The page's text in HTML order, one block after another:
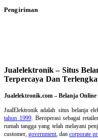
Pengiriman
Jualelektronik – Situs
Terpercaya Dan
Jualelektronik.com – Belanja
JualElektronik adalah situs belanja
tahun 1999. Beroperasi sebagai
rumah tangga yang telah melayani
customer, government , dan corporate